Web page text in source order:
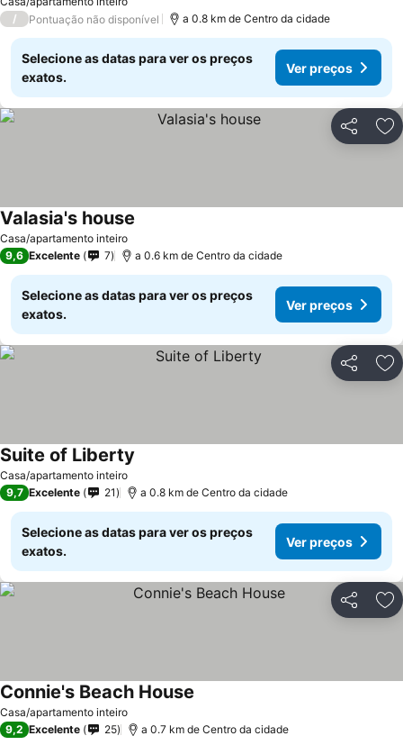
/
Pontuação não disponível a 0.8 km de Centro da cidade
Selecione as datas para ver os preços
exatos.
Ver preços
Partilhar
Casa/apartamento inteiro
Valasia's house
9,6 Excelente 7 a 0.6 km de Centro da cidade
Selecione as datas para ver os preços
exatos.
Ver preços
Partilhar
Casa/apartamento inteiro
Suite of Liberty
9,7 Excelente 21 a 0.8 km de Centro da cidade
Selecione as datas para ver os preços
exatos.
Ver preços
Partilhar
Casa/apartamento inteiro
Connie's Beach House
9,2 Excelente 25 a 0.7 km de Centro da cidade